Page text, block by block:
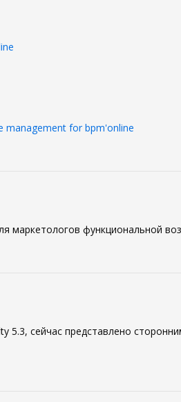
management for bpm'online
маркетологов функциональной
сейчас представлено